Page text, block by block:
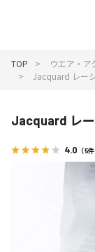
TOP ウエア・ア
Jacquard レー
Jacquard レ
4.0 （5件